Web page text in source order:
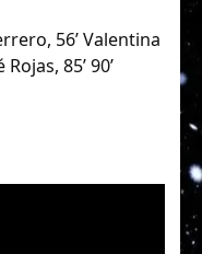
56’ Valentina
85’ 90’